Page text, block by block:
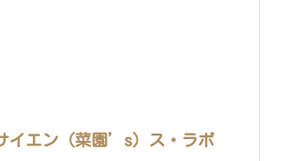
イエン（菜園’s）ス・ラボ